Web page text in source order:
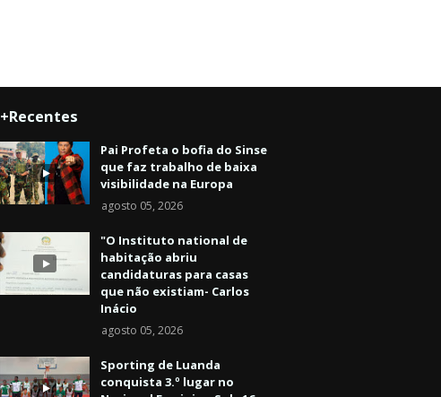
+Recentes
Pai Profeta o bofia do Sinse
que faz trabalho de baixa
visibilidade na Europa
agosto 05, 2026
"O Instituto national de
habitação abriu
candidaturas para casas
que não existiam- Carlos
Inácio
agosto 05, 2026
Sporting de Luanda
conquista 3.º lugar no